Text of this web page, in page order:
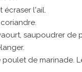
écraser l'ail.
saupoudrer
de marinade.